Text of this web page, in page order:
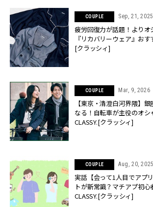
COUPLE Sep, 21, 2025
疲労回復力が話題！よりオ
『リカバリーウェア』おす
[クラッシィ]
COUPLE Mar, 9, 2026
【東京・清澄白河界隈】
なる！自転車が主役のオシ
CLASSY.[クラッシィ]
COUPLE Aug, 20, 2025
実話【会って1人目でアプ
トが新常識？マチアプ初
CLASSY.[クラッシィ]